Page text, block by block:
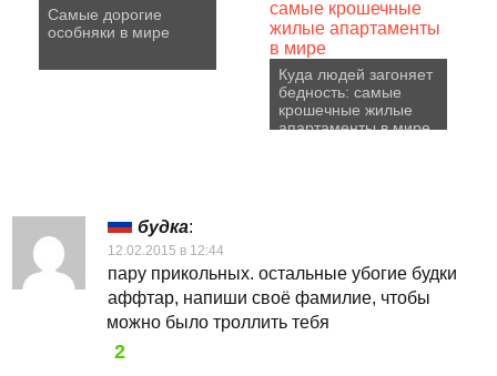
Самые дорогие
особняки в мире
Куда людей загоняет
бедность: самые
крошечные жилые
апартаменты в мире
будка:
12.02.2015 в 12:44
пару прикольных. остальные убогие будки
аффтар, напиши своё фамилие, чтобы
можно было троллить тебя
2